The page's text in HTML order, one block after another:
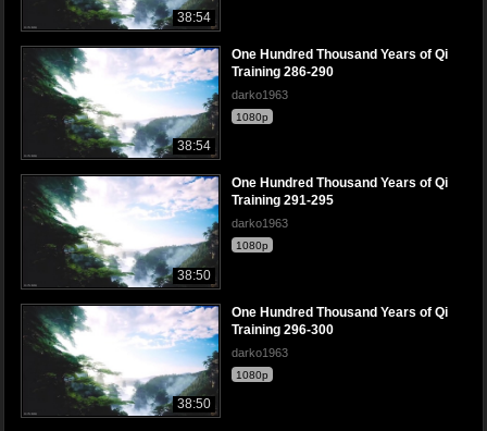
38:54
38:54
One Hundred Thousand Years of Qi
Training 286-290
darko1963
1080p
38:50
One Hundred Thousand Years of Qi
Training 291-295
darko1963
1080p
38:50
One Hundred Thousand Years of Qi
Training 296-300
darko1963
1080p